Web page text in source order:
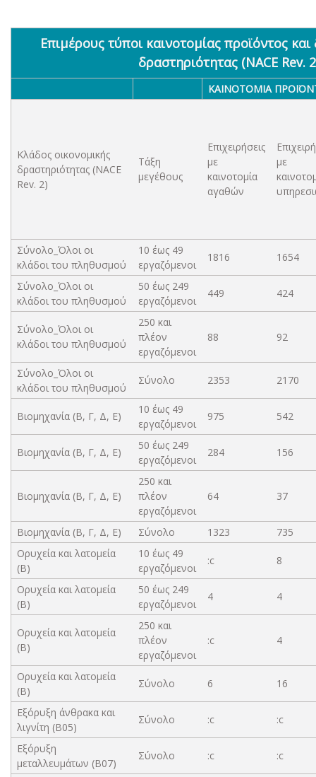
Επιμέρους τύποι καινοτομίας προϊόντος
δραστηριότητας (NACE Rev.
ΚΑΙΝΟΤΟΜΊΑ
Κλάδος οικονομικής
δραστηριότητας (NACE
Rev. 2)
Τάξη
μεγέθους
Επιχειρήσεις
με
καινοτομία
αγαθών
με
Σύνολο_Όλοι οι
κλάδοι του πληθυσμού
10 έως 49
εργαζόμενοι
1816 1654
Σύνολο_Όλοι οι
κλάδοι του πληθυσμού
50 έως 249
εργαζόμενοι
449 424
Σύνολο_Όλοι οι
κλάδοι του πληθυσμού
250 και
πλέον
εργαζόμενοι
88 92
Σύνολο_Όλοι οι
κλάδοι του πληθυσμού
Σύνολο 2353 2170
Βιομηχανία (Β, Γ, Δ, Ε)
10 έως 49
εργαζόμενοι
975 542
Βιομηχανία (Β, Γ, Δ, Ε)
50 έως 249
εργαζόμενοι
284 156
Βιομηχανία (Β, Γ, Δ, Ε)
250 και
πλέον
εργαζόμενοι
64 37
Βιομηχανία (Β, Γ, Δ, Ε) Σύνολο 1323
735
Ορυχεία και λατομεία
(Β)
10 έως 49
εργαζόμενοι
:c 8
Ορυχεία και λατομεία
(Β)
50 έως 249
εργαζόμενοι
4 4
Ορυχεία και λατομεία
(Β)
250 και
πλέον
εργαζόμενοι
:c 4
Ορυχεία και λατομεία
(Β)
Σύνολο 6 16
Εξόρυξη άνθρακα και
λιγνίτη (B05)
Σύνολο :c :c
Εξόρυξη
μεταλλευμάτων (B07)
Σύνολο :c :c